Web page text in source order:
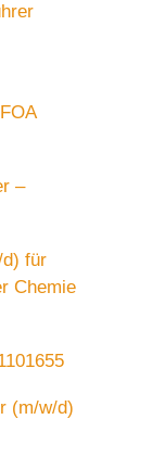
–
d) für
Chemie
(m/w/d)